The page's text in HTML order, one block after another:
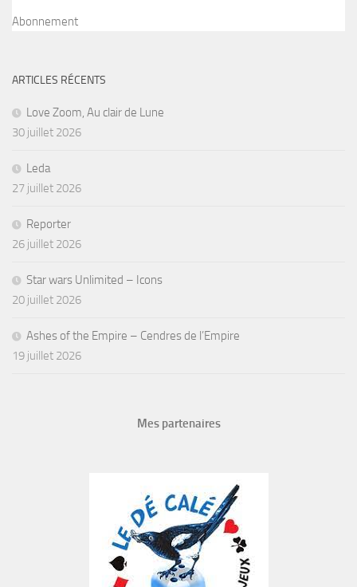
Abonnement
ARTICLES RÉCENTS
Love Zoom, Au clair de Lune
30 juillet 2026
Leda
27 juillet 2026
Reporter
26 juillet 2026
Star wars Unlimited – Icons
20 juillet 2026
Ashes of the Empire – Cendres de l’Empire
19 juillet 2026
Mes partenaires